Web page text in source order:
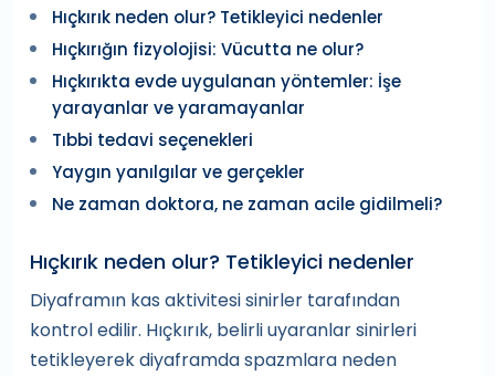
Hıçkırık neden olur? Tetikleyici nedenler
Hıçkırığın fizyolojisi: Vücutta ne olur?
Hıçkırıkta evde uygulanan yöntemler: İşe
yarayanlar ve yaramayanlar
Tıbbi tedavi seçenekleri
Yaygın yanılgılar ve gerçekler
Ne zaman doktora, ne zaman acile gidilmeli?
Hıçkırık neden olur? Tetikleyici nedenler
Diyaframın kas aktivitesi sinirler tarafından
kontrol edilir. Hıçkırık, belirli uyaranlar sinirleri
tetikleyerek diyaframda spazmlara neden